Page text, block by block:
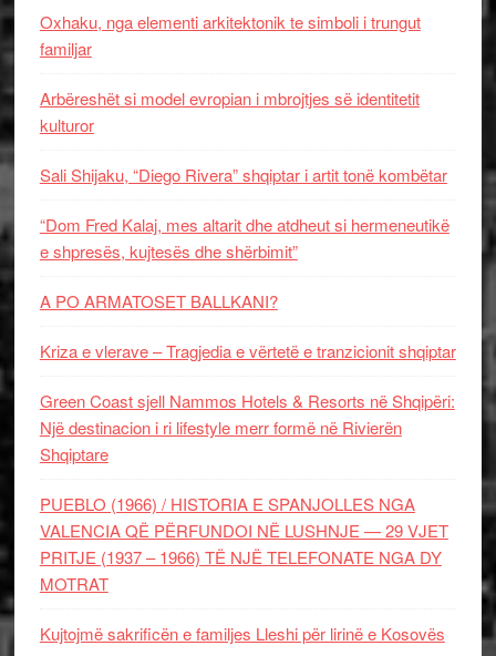
Oxhaku, nga elementi arkitektonik te simboli i trungut
familjar
Arbëreshët si model evropian i mbrojtjes së identitetit
kulturor
Sali Shijaku, “Diego Rivera” shqiptar i artit tonë kombëtar
“Dom Fred Kalaj, mes altarit dhe atdheut si hermeneutikë
e shpresës, kujtesës dhe shërbimit”
A PO ARMATOSET BALLKANI?
Kriza e vlerave – Tragjedia e vërtetë e tranzicionit shqiptar
Green Coast sjell Nammos Hotels & Resorts në Shqipëri:
Një destinacion i ri lifestyle merr formë në Rivierën
Shqiptare
PUEBLO (1966) / HISTORIA E SPANJOLLES NGA
VALENCIA QË PËRFUNDOI NË LUSHNJE — 29 VJET
PRITJE (1937 – 1966) TË NJË TELEFONATE NGA DY
MOTRAT
Kujtojmë sakrificën e familjes Lleshi për lirinë e Kosovës